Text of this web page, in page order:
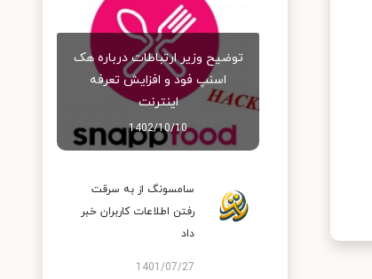
توضیح وزیر ارتباطات درباره هک
اسنپ‌ فود و افزایش تعرفه
اینترنت
1402/10/10
سامسونگ از به سرقت
رفتن اطلاعات کاربران خبر
داد
1401/07/27